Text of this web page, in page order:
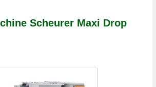
Scheurer Maxi Drop